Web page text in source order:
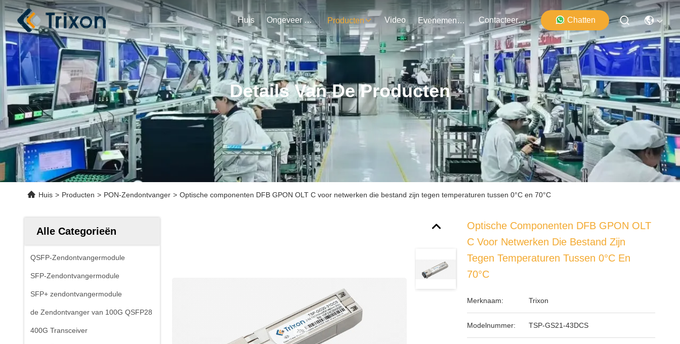
Huis Ongeveer Ons Producten Video Evenementen Contacteer Ons Chatten
Details Van De Producten
Huis > Producten > PON-Zendontvanger > Optische componenten DFB GPON OLT C voor netwerken die bestand zijn tegen temperaturen tussen 0°C en 70°C
Alle Categorieën
QSFP-Zendontvangermodule
SFP-Zendontvangermodule
SFP+ zendontvangermodule
de Zendontvanger van 100G QSFP28
400G Transceiver
Optische Componenten DFB GPON OLT
C Voor Netwerken Die Bestand Zijn
Tegen Temperaturen Tussen 0°C En
70°C
Merknaam: Trixon
Modelnummer: TSP-GS21-43DCS